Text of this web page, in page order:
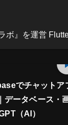
』を運営
251
でチャットア
データベース・
（AI）